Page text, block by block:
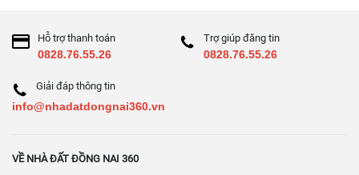
Hỗ trợ thanh toán
0828.76.55.26
Trợ giúp đăng tin
0828.76.55.26
Giải đáp thông tin
info@nhadatdongnai360.vn
VỀ NHÀ ĐẤT ĐỒNG NAI 360